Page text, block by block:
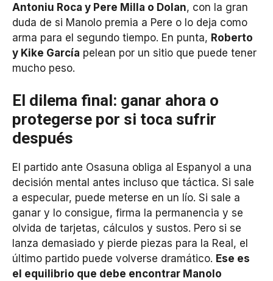
Antoniu Roca y Pere Milla o Dolan, con la gran
duda de si Manolo premia a Pere o lo deja como
arma para el segundo tiempo. En punta, Roberto
y Kike García pelean por un sitio que puede tener
mucho peso.
El dilema final: ganar ahora o
protegerse por si toca sufrir
después
El partido ante Osasuna obliga al Espanyol a una
decisión mental antes incluso que táctica. Si sale
a especular, puede meterse en un lío. Si sale a
ganar y lo consigue, firma la permanencia y se
olvida de tarjetas, cálculos y sustos. Pero si se
lanza demasiado y pierde piezas para la Real, el
último partido puede volverse dramático. Ese es
el equilibrio que debe encontrar Manolo